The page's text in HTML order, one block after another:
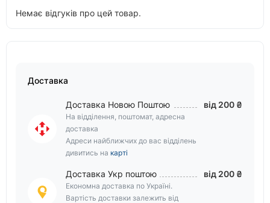
Немає відгуків про цей товар.
Доставка
Доставка Новою Поштою
На відділення, поштомат, адресна
доставка
Адреси найближчих до вас відділень
дивитись на карті
від 200 ₴
Доставка Укр поштою
Економна доставка по Україні.
Вартість доставки залежить від
від 200 ₴